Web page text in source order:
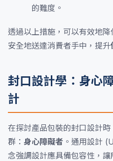
的難度。
透過以上措施，可以有效地
安全地送達消費者手中，提升
封口設計學：身心
計
在探討產品包裝的封口設計
群： 身心障礙者 。通用設計
念強調設計應具備包容性，